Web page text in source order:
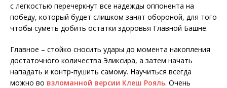
с легкостью перечеркнут все надежды оппонента на
победу, который будет слишком занят обороной, для того
чтобы суметь добить остатки здоровья Главной Башне.
Главное – стойко сносить удары до момента накопления
достаточного количества Эликсира, а затем начать
нападать и контр-пушить самому. Научиться всегда
можно во взломанной версии Клеш Рояль. Очень